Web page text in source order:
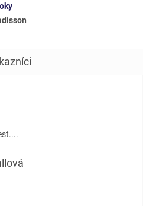
je 5 z 5 hviezdičiek.
je 5 z 5 hviezdičiek.